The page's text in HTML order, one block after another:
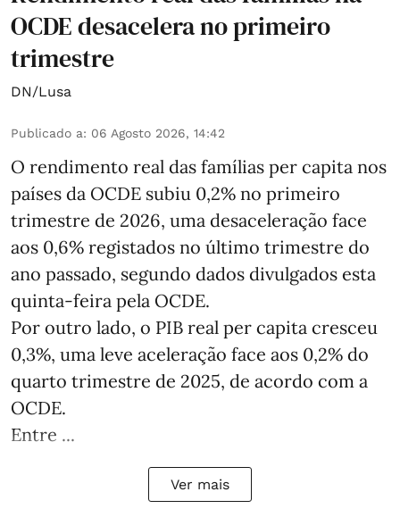
OCDE desacelera no primeiro
trimestre
DN/Lusa
Publicado a: 06 Agosto 2026, 14:42
O rendimento real das famílias per capita nos
países da OCDE subiu 0,2% no primeiro
trimestre de 2026, uma desaceleração face
aos 0,6% registados no último trimestre do
ano passado, segundo dados divulgados esta
quinta-feira pela OCDE.
Por outro lado, o PIB real per capita cresceu
0,3%, uma leve aceleração face aos 0,2% do
quarto trimestre de 2025, de acordo com a
OCDE.
Entre ...
Ver mais